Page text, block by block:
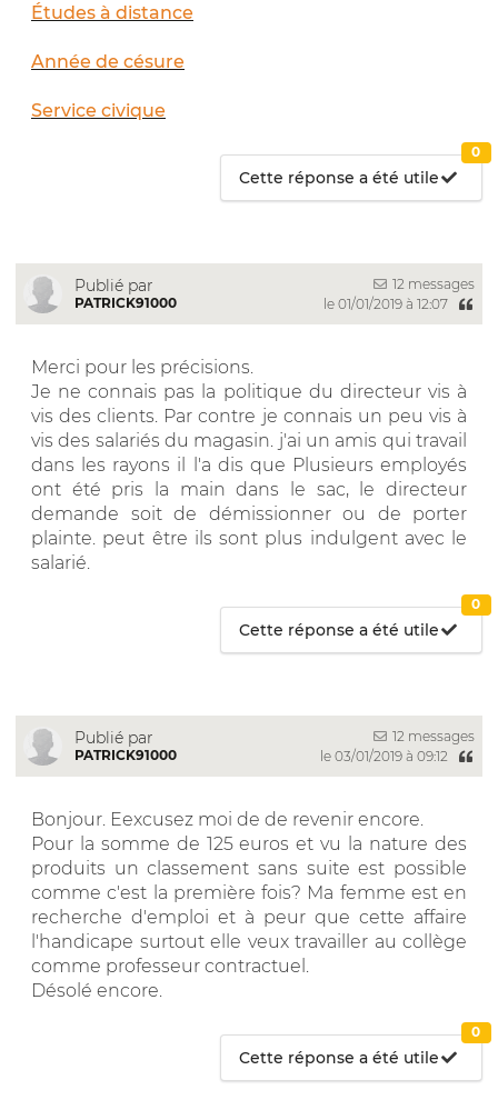
Études à distance
Année de césure
Service civique
Cette réponse a été utile
0
Publié par
PATRICK91000
12 messages
le 01/01/2019 à 12:07
Merci pour les précisions.
Je ne connais pas la politique du directeur vis à
vis des clients. Par contre je connais un peu vis à
vis des salariés du magasin. j'ai un amis qui travail
dans les rayons il l'a dis que Plusieurs employés
ont été pris la main dans le sac, le directeur
demande soit de démissionner ou de porter
plainte. peut être ils sont plus indulgent avec le
salarié.
Cette réponse a été utile
0
Publié par
PATRICK91000
12 messages
le 03/01/2019 à 09:12
Bonjour. Eexcusez moi de de revenir encore.
Pour la somme de 125 euros et vu la nature des
produits un classement sans suite est possible
comme c'est la première fois? Ma femme est en
recherche d'emploi et à peur que cette affaire
l'handicape surtout elle veux travailler au collège
comme professeur contractuel.
Désolé encore.
Cette réponse a été utile
0